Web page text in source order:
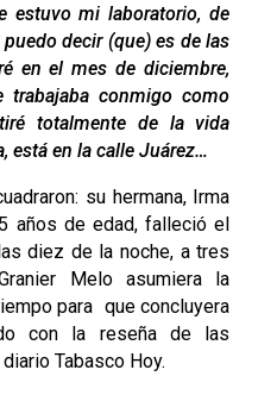
estuvo mi laboratorio, de
decir (que) es de las
en el mes de diciembre,
trabajaba conmigo como
totalmente de la vida
está en la calle Juárez…
su hermana, Irma
años de edad, falleció el
diez de la noche, a tres
Melo asumiera la
para que concluyera
con la reseña de las
Tabasco Hoy.